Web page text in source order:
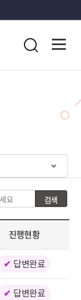
통합검색
구
분
검
색
검색
진행현황
답변완료
답변완료